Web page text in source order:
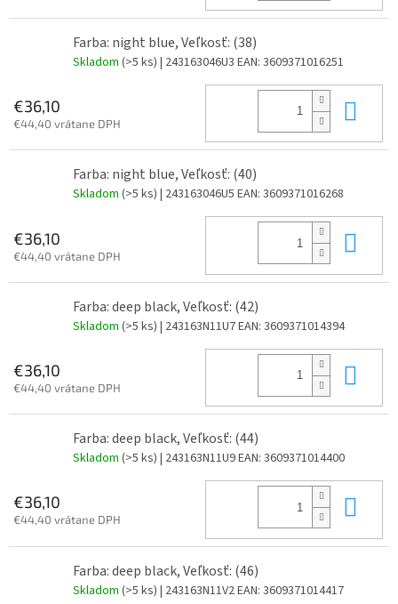
Farba: night blue, Veľkosť: (38)
Skladom (>5 ks) | 243163046U3 EAN: 3609371016251
€36,10
€44,40 vrátane DPH
Farba: night blue, Veľkosť: (40)
Skladom (>5 ks) | 243163046U5 EAN: 3609371016268
€36,10
€44,40 vrátane DPH
Farba: deep black, Veľkosť: (42)
Skladom (>5 ks) | 243163N11U7EAN: 3609371014394
€36,10
€44,40 vrátane DPH
Farba: deep black, Veľkosť: (44)
Skladom (>5 ks) | 243163N11U9EAN: 3609371014400
€36,10
€44,40 vrátane DPH
Farba: deep black, Veľkosť: (46)
Skladom (>5 ks) | 243163N11V2EAN: 3609371014417